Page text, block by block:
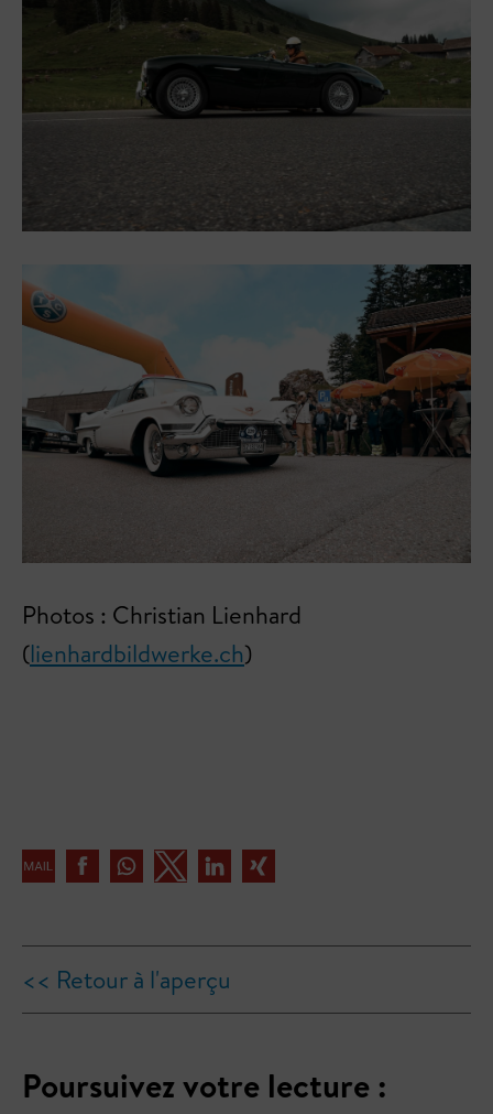
Photos : Christian Lienhard
(lienhardbildwerke.ch)
<< Retour à l'aperçu
Poursuivez votre lecture :